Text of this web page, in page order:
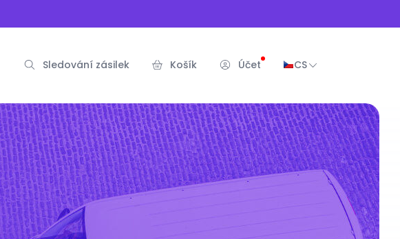
Sledování zásilek Košík Účet CS